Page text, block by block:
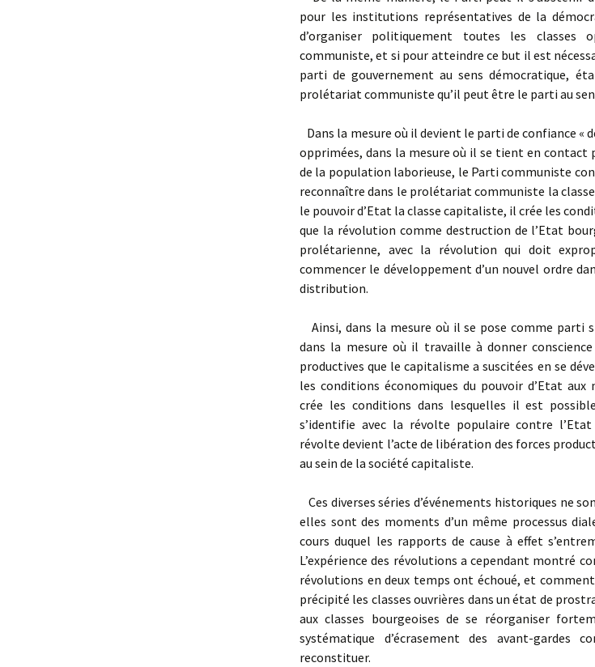
pour les institutions représentatives de la
d’organiser politiquement toutes les classes
communiste, et si pour atteindre ce but il est
parti de gouvernement au sens démocratique,
prolétariat communiste qu’il peut être le parti au
Dans la mesure où il devient le parti de confiance «
opprimées, dans la mesure où il se tient en contact
de la population laborieuse, le Parti communiste
reconnaître dans le prolétariat communiste la
le pouvoir d’Etat la classe capitaliste, il crée les
que la révolution comme destruction de l’Etat
prolétarienne, avec la révolution qui doit
commencer le développement d’un nouvel ordre
distribution.
Ainsi, dans la mesure où il se pose comme parti
dans la mesure où il travaille à donner
productives que le capitalisme a suscitées en se
les conditions économiques du pouvoir d’Etat
crée les conditions dans lesquelles il est
s’identifie avec la révolte populaire contre
révolte devient l’acte de libération des forces
au sein de la société capitaliste.
Ces diverses séries d’événements historiques ne
elles sont des moments d’un même processus
cours duquel les rapports de cause à effet
L’expérience des révolutions a cependant montré
révolutions en deux temps ont échoué, et
précipité les classes ouvrières dans un état de
aux classes bourgeoises de se réorganiser
systématique d’écrasement des avant-gardes
reconstituer.